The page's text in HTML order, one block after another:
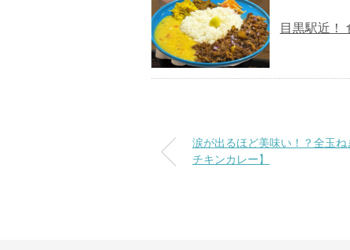
目黒駅近！
涙が出るほど美味い！？全玉
チキンカレー】